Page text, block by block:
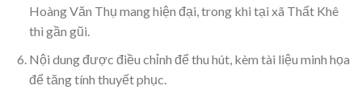
Hoàng Văn Thụ mang hiện đại, trong khi tại xã Thất Khê
thì gần gũi.
Nội dung được điều chỉnh để thu hút, kèm tài liệu minh họa
để tăng tính thuyết phục.